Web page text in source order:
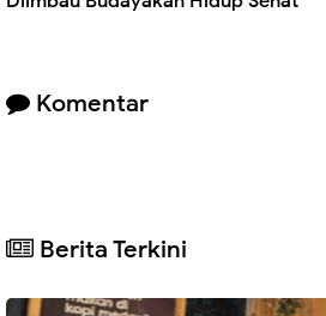
Komentar
Berita Terkini